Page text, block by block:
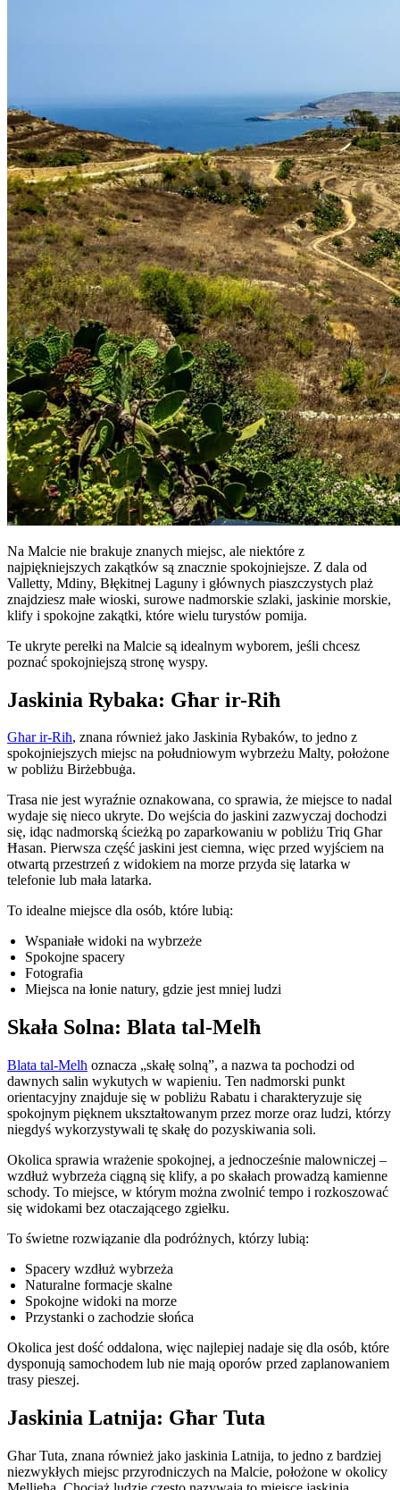
Na Malcie nie brakuje znanych miejsc, ale niektóre z
najpiękniejszych zakątków są znacznie spokojniejsze. Z dala od
Valletty, Mdiny, Błękitnej Laguny i głównych piaszczystych plaż
znajdziesz małe wioski, surowe nadmorskie szlaki, jaskinie morskie,
klify i spokojne zakątki, które wielu turystów pomija.
Te ukryte perełki na Malcie są idealnym wyborem, jeśli chcesz
poznać spokojniejszą stronę wyspy.
Jaskinia Rybaka: Għar ir-Riħ
Għar ir-Riħ, znana również jako Jaskinia Rybaków, to jedno z
spokojniejszych miejsc na południowym wybrzeżu Malty, położone
w pobliżu Birżebbuġa.
Trasa nie jest wyraźnie oznakowana, co sprawia, że miejsce to nadal
wydaje się nieco ukryte. Do wejścia do jaskini zazwyczaj dochodzi
się, idąc nadmorską ścieżką po zaparkowaniu w pobliżu Triq Għar
Ħasan. Pierwsza część jaskini jest ciemna, więc przed wyjściem na
otwartą przestrzeń z widokiem na morze przyda się latarka w
telefonie lub mała latarka.
To idealne miejsce dla osób, które lubią:
Wspaniałe widoki na wybrzeże
Spokojne spacery
Fotografia
Miejsca na łonie natury, gdzie jest mniej ludzi
Skała Solna: Blata tal-Melħ
Blata tal-Melħ oznacza „skałę solną”, a nazwa ta pochodzi od
dawnych salin wykutych w wapieniu. Ten nadmorski punkt
orientacyjny znajduje się w pobliżu Rabatu i charakteryzuje się
spokojnym pięknem ukształtowanym przez morze oraz ludzi, którzy
niegdyś wykorzystywali tę skałę do pozyskiwania soli.
Okolica sprawia wrażenie spokojnej, a jednocześnie malowniczej –
wzdłuż wybrzeża ciągną się klify, a po skałach prowadzą kamienne
schody. To miejsce, w którym można zwolnić tempo i rozkoszować
się widokami bez otaczającego zgiełku.
To świetne rozwiązanie dla podróżnych, którzy lubią:
Spacery wzdłuż wybrzeża
Naturalne formacje skalne
Spokojne widoki na morze
Przystanki o zachodzie słońca
Okolica jest dość oddalona, więc najlepiej nadaje się dla osób, które
dysponują samochodem lub nie mają oporów przed zaplanowaniem
trasy pieszej.
Jaskinia Latnija: Għar Tuta
Għar Tuta, znana również jako jaskinia Latnija, to jedno z bardziej
niezwykłych miejsc przyrodniczych na Malcie, położone w okolicy